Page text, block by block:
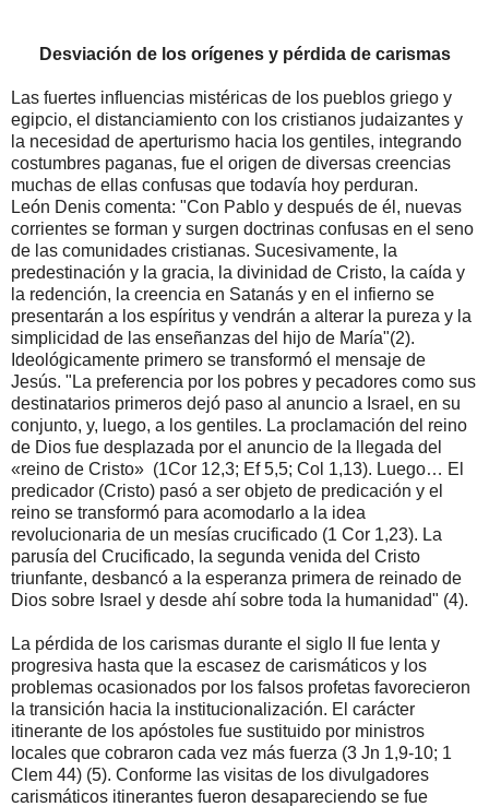
Desviación de los orígenes y pérdida de carismas
Las fuertes influencias mistéricas de los pueblos griego y
egipcio, el distanciamiento con los cristianos judaizantes y
la necesidad de aperturismo hacia los gentiles, integrando
costumbres paganas, fue el origen de diversas creencias
muchas de ellas confusas que todavía hoy perduran.
León Denis comenta: "Con Pablo y después de él, nuevas
corrientes se forman y surgen doctrinas confusas en el seno
de las comunidades cristianas. Sucesivamente, la
predestinación y la gracia, la divinidad de Cristo, la caída y
la redención, la creencia en Satanás y en el infierno se
presentarán a los espíritus y vendrán a alterar la pureza y la
simplicidad de las enseñanzas del hijo de María"(2).
Ideológicamente primero se transformó el mensaje de
Jesús. "La preferencia por los pobres y pecadores como sus
destinatarios primeros dejó paso al anuncio a Israel, en su
conjunto, y, luego, a los gentiles. La proclamación del reino
de Dios fue desplazada por el anuncio de la llegada del
«reino de Cristo» (1Cor 12,3; Ef 5,5; Col 1,13). Luego… El
predicador (Cristo) pasó a ser objeto de predicación y el
reino se transformó para acomodarlo a la idea
revolucionaria de un mesías crucificado (1 Cor 1,23). La
parusía del Crucificado, la segunda venida del Cristo
triunfante, desbancó a la esperanza primera de reinado de
Dios sobre Israel y desde ahí sobre toda la humanidad" (4).
La pérdida de los carismas durante el siglo II fue lenta y
progresiva hasta que la escasez de carismáticos y los
problemas ocasionados por los falsos profetas favorecieron
la transición hacia la institucionalización. El carácter
itinerante de los apóstoles fue sustituido por ministros
locales que cobraron cada vez más fuerza (3 Jn 1,9-10; 1
Clem 44) (5). Conforme las visitas de los divulgadores
carismáticos itinerantes fueron desapareciendo se fue